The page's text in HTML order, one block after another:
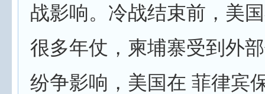
战影响。冷战结束前，美
很多年仗，柬埔寨受到外
纷争影响，美国在 菲律宾